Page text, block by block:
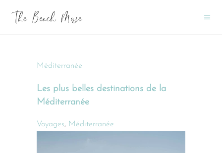
Méditerranée
Les plus belles destinations de la
Méditerranée
Voyages, Méditerranée